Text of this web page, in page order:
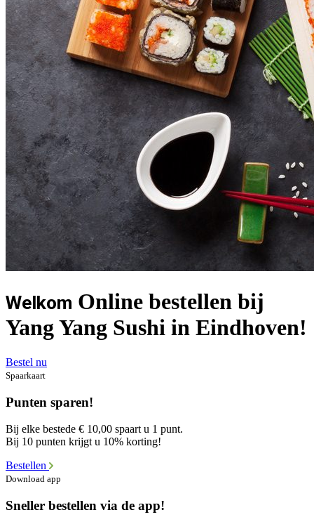
Welkom Online bestellen bij
Yang Yang Sushi in Eindhoven!
Bestel nu
Spaarkaart
Punten sparen!
Bij elke bestede € 10,00 spaart u 1 punt.
Bij 10 punten krijgt u 10% korting!
Bestellen
Download app
Sneller bestellen via de app!